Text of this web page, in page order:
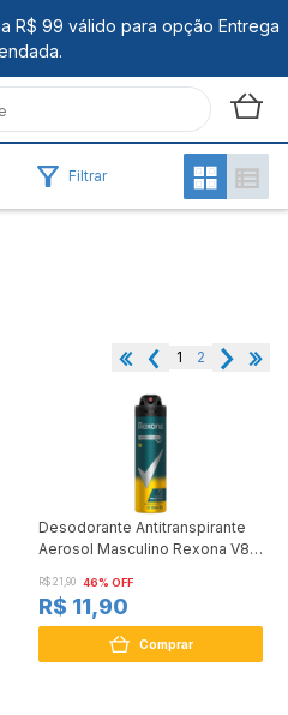
Filtrar
1 2
Desodorante Antitranspirante
Aerosol Masculino Rexona V8
R$ 21,90 46% OFF
R$ 11,90
Comprar